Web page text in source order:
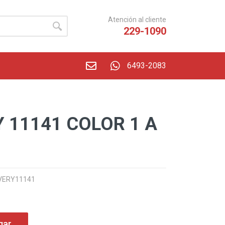
Atención al cliente
229-1090
6493-2083
11141 COLOR 1 A